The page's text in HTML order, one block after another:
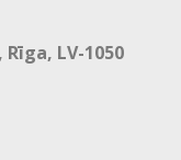
LV-1050